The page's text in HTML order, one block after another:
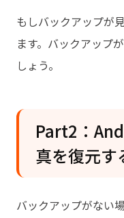
もしバックアップが
ます。バックアップ
しょう。
Part2：
真を復元す
バックアップがない